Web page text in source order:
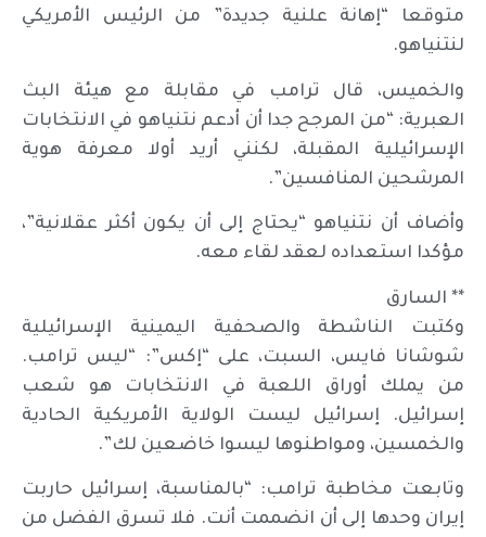
متوقعا “إهانة علنية جديدة” من الرئيس الأمريكي
لنتنياهو.
والخميس، قال ترامب في مقابلة مع هيئة البث
العبرية: “من المرجح جدا أن أدعم نتنياهو في الانتخابات
الإسرائيلية المقبلة، لكنني أريد أولا معرفة هوية
المرشحين المنافسين”.
وأضاف أن نتنياهو “يحتاج إلى أن يكون أكثر عقلانية”،
مؤكدا استعداده لعقد لقاء معه.
** السارق
وكتبت الناشطة والصحفية اليمينية الإسرائيلية
شوشانا فايس، السبت، على “إكس”: “ليس ترامب.
من يملك أوراق اللعبة في الانتخابات هو شعب
إسرائيل. إسرائيل ليست الولاية الأمريكية الحادية
والخمسين، ومواطنوها ليسوا خاضعين لك”.
وتابعت مخاطبة ترامب: “بالمناسبة، إسرائيل حاربت
إيران وحدها إلى أن انضممت أنت. فلا تسرق الفضل من